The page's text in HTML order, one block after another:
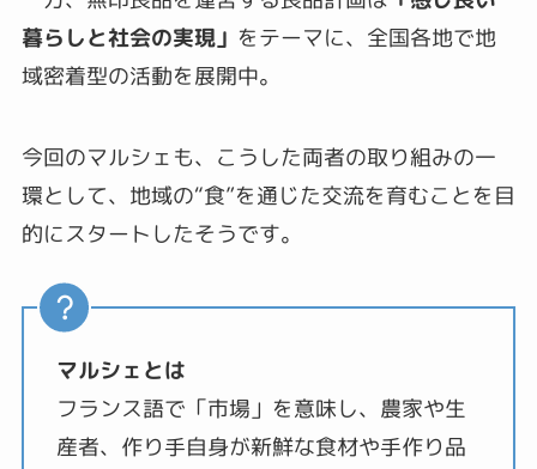
暮らしと社会の実現」 をテーマに、全国各地で地
域密着型の活動を展開中。
今回のマルシェも、こうした両者の取り組みの一
環として、地域の“食”を通じた交流を育むことを目
的にスタートしたそうです。
マルシェとは
フランス語で「市場」を意味し、農家や生
産者、作り手自身が新鮮な食材や手作り品